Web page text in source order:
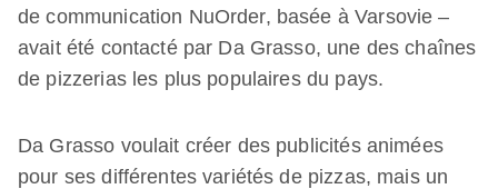
de communication NuOrder, basée à Varsovie –
avait été contacté par Da Grasso, une des chaînes
de pizzerias les plus populaires du pays.
Da Grasso voulait créer des publicités animées
pour ses différentes variétés de pizzas, mais un